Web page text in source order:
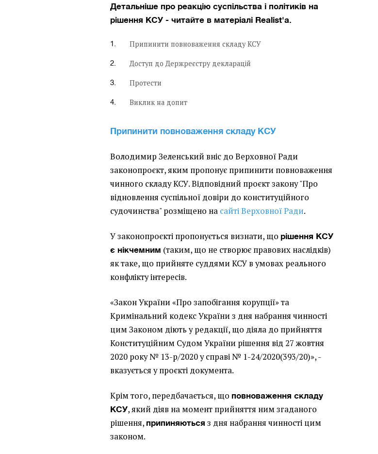
Детальніше про реакцію суспільства і політиків на
рішення КСУ - читайте в матеріалі Realist'а.
Припинити повноваження складу КСУ
Доступ до Держреєстру декларацій
Протести
Виклик на допит
Припинити повноваження складу КСУ
Володимир Зеленський вніс до Верховної Ради
законопроєкт, яким пропонує припинити повноваження
чинного складу КСУ. Відповідний проєкт закону "Про
відновлення суспільної довіри до конституційного
судочинства" розміщено на сайті Верховної Ради.
У законопроєкті пропонується визнати, що рішення КСУ
є нікчемним (таким, що не створює правових наслідків)
як таке, що прийняте суддями КСУ в умовах реального
конфлікту інтересів.
«Закон України «Про запобігання корупції» та
Кримінальний кодекс України з дня набрання чинності
цим Законом діють у редакції, що діяла до прийняття
Конституційним Судом України рішення від 27 жовтня
2020 року № 13-р/2020 у справі № 1-24/2020(393/20)», -
вказується у проєкті документа.
Крім того, передбачається, що повноваження складу
КСУ, який діяв на момент прийняття ним згаданого
рішення, припиняються з дня набрання чинності цим
законом.